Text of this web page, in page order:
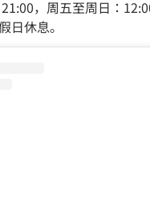
，周五至周日：
日休息。